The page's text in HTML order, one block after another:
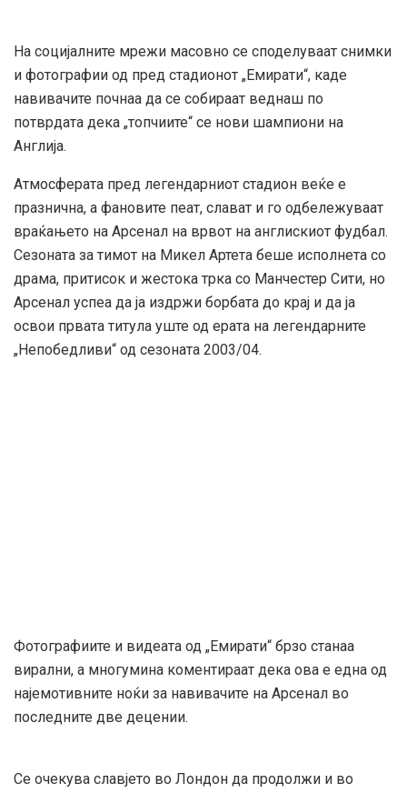
На социјалните мрежи масовно се споделуваат снимки
и фотографии од пред стадионот „Емирати“, каде
навивачите почнаа да се собираат веднаш по
потврдата дека „топчиите“ се нови шампиони на
Англија.
Атмосферата пред легендарниот стадион веќе е
празнична, а фановите пеат, слават и го одбележуваат
враќањето на Арсенал на врвот на англискиот фудбал.
Сезоната за тимот на Микел Артета беше исполнета со
драма, притисок и жестока трка со Манчестер Сити, но
Арсенал успеа да ја издржи борбата до крај и да ја
освои првата титула уште од ерата на легендарните
„Непобедливи“ од сезоната 2003/04.
Фотографиите и видеата од „Емирати“ брзо станаа
вирални, а многумина коментираат дека ова е една од
најемотивните ноќи за навивачите на Арсенал во
последните две децении.
Се очекува славјето во Лондон да продолжи и во